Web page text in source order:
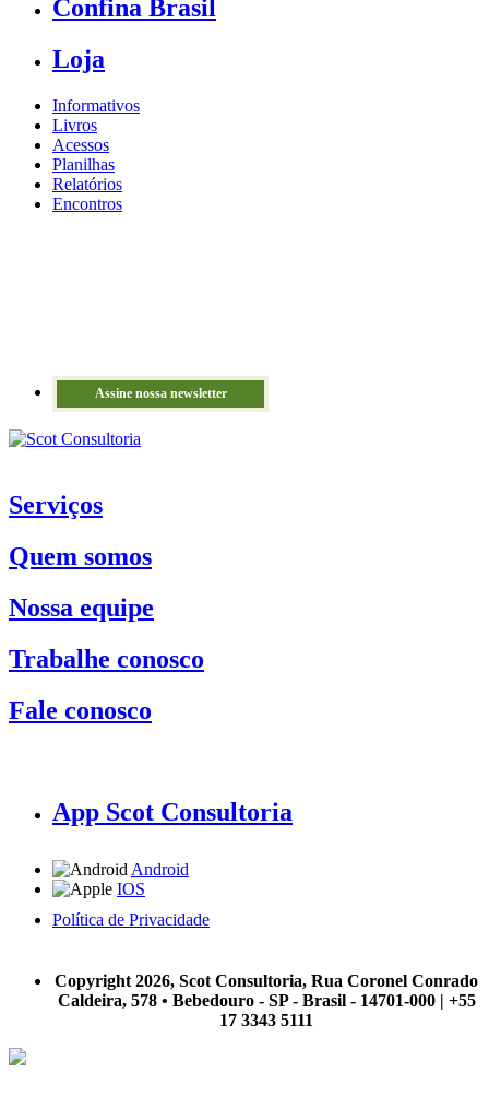
Confina Brasil
Loja
Informativos
Livros
Acessos
Planilhas
Relatórios
Encontros
Assine nossa newsletter
Serviços
Quem somos
Nossa equipe
Trabalhe conosco
Fale conosco
App Scot Consultoria
Android
IOS
Política de Privacidade
Copyright 2026, Scot Consultoria, Rua Coronel Conrado
Caldeira, 578 • Bebedouro - SP - Brasil - 14701-000 | +55
17 3343 5111